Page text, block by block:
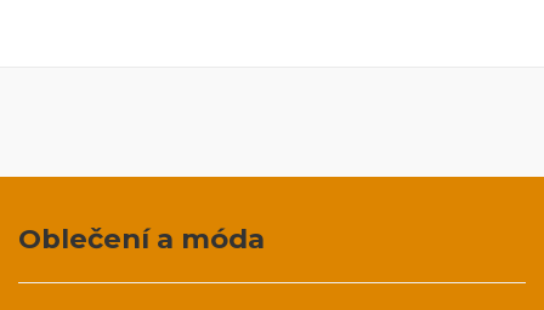
Oblečení a móda